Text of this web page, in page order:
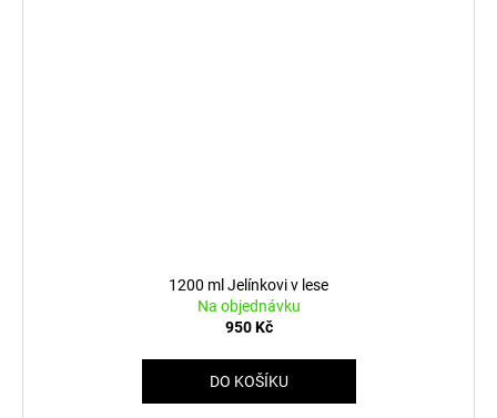
1200 ml Jelínkovi v lese
Na objednávku
950 Kč
DO KOŠÍKU